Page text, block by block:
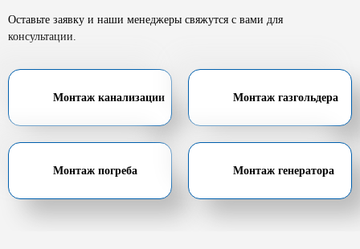
Оставьте заявку и наши менеджеры свяжутся с вами для
консультации.
Монтаж канализации Монтаж газгольдера
Монтаж погреба Монтаж генератора